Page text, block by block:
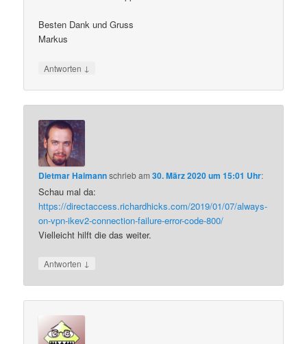
Besten Dank und Gruss
Markus
Antworten ↓
Dietmar Haimannschriebam30. März 2020 um 15:01 Uhr:
Schau mal da:
https://directaccess.richardhicks.com/2019/01/07/always-
on-vpn-ikev2-connection-failure-error-code-800/
Vielleicht hilft die das weiter.
Antworten ↓